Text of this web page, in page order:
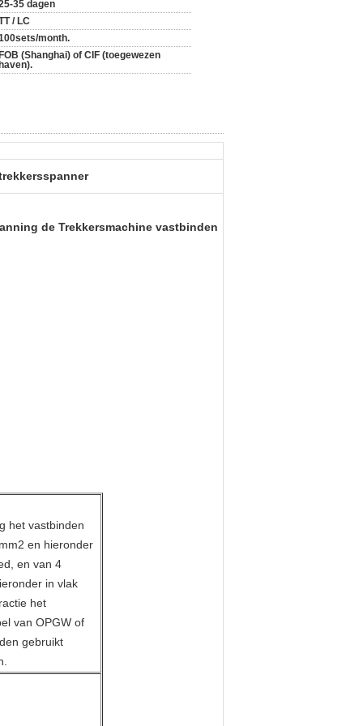
35 dagen
/ LC
month.
(Shanghai) of CIF (toegewezen
de Trekkersmachine vastbinden
het vastbinden
en hieronder
en van 4
in vlak
het
van OPGW of
gebruikt